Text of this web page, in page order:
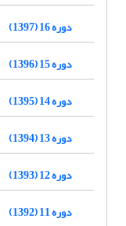
دوره 16 (1397)
دوره 15 (1396)
دوره 14 (1395)
دوره 13 (1394)
دوره 12 (1393)
دوره 11 (1392)